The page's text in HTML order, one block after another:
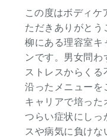
この度はボディケ
ただきありがとう
柳にある理容室キ
ンです。男女問わ
ストレスからくる
沿ったメニューを
キャリアで培った
つらい症状にしっ
スや病気に負け